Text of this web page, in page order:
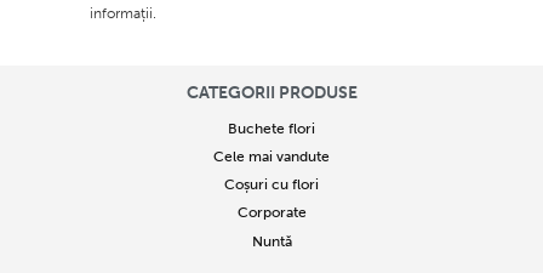
informații.
CATEGORII PRODUSE
Buchete flori
Cele mai vandute
Coșuri cu flori
Corporate
Nuntă